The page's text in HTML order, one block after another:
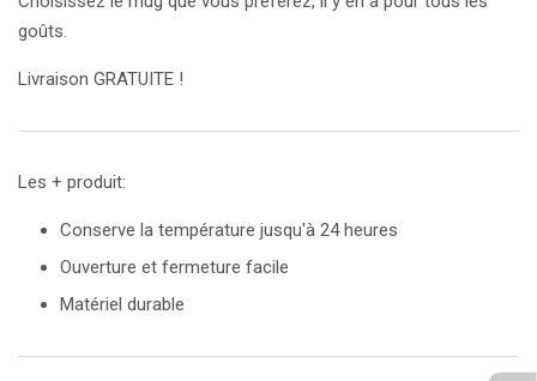
goûts.
Livraison GRATUITE !
Les + produit:
Conserve la température jusqu'à 24 heures
Ouverture et fermeture facile
Matériel durable